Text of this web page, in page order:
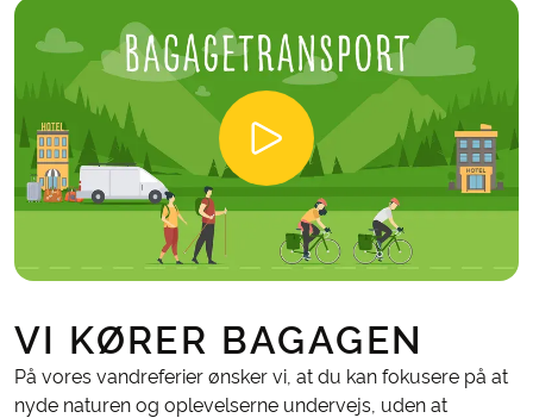
VI KØRER BAGAGEN
På vores vandreferier ønsker vi, at du kan fokusere på at
nyde naturen og oplevelserne undervejs, uden at